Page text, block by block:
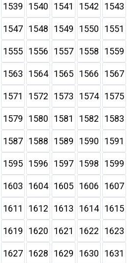
1539 1540 1541 1542 1543
1547 1548 1549 1550 1551
1555 1556 1557 1558 1559
1563 1564 1565 1566 1567
1571 1572 1573 1574 1575
1579 1580 1581 1582 1583
1587 1588 1589 1590 1591
1595 1596 1597 1598 1599
1603 1604 1605 1606 1607
1611 1612 1613 1614 1615
1619 1620 1621 1622 1623
1627 1628 1629 1630 1631